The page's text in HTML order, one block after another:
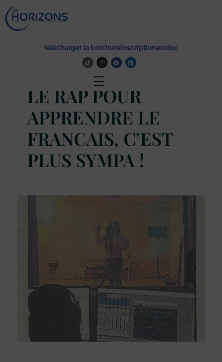
télécharger la brochure Inscriptionesidoc
LE RAP POUR
APPRENDRE LE
FRANCAIS, C’EST
PLUS SYMPA !